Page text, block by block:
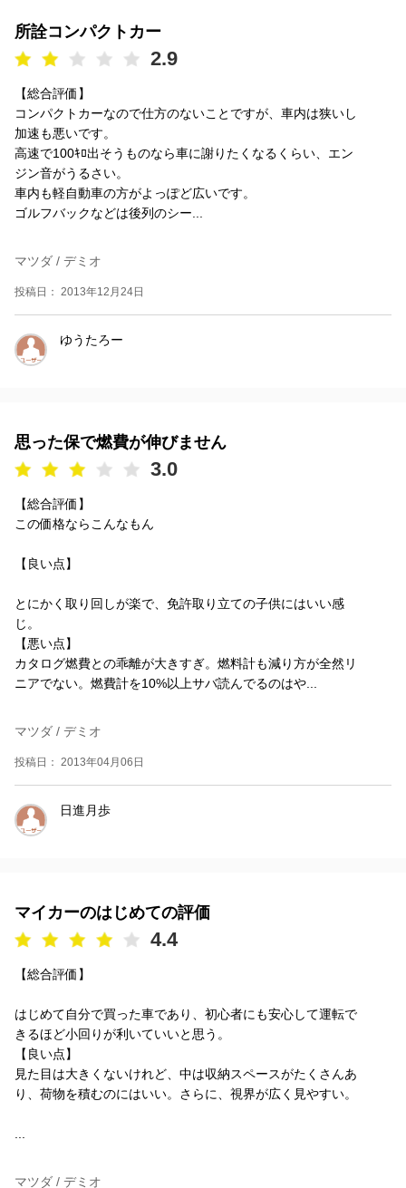
所詮コンパクトカー
2.9
【総合評価】
コンパクトカーなので仕方のないことですが、車内は狭いし
加速も悪いです。
高速で100ｷﾛ出そうものなら車に謝りたくなるくらい、エン
ジン音がうるさい。
車内も軽自動車の方がよっぽど広いです。
ゴルフバックなどは後列のシー...
マツダ / デミオ
投稿日： 2013年12月24日
ゆうたろー
思った保で燃費が伸びません
3.0
【総合評価】
この価格ならこんなもん
【良い点】
とにかく取り回しが楽で、免許取り立ての子供にはいい感
じ。
【悪い点】
カタログ燃費との乖離が大きすぎ。燃料計も減り方が全然リ
ニアでない。燃費計を10%以上サバ読んでるのはや...
マツダ / デミオ
投稿日： 2013年04月06日
日進月歩
マイカーのはじめての評価
4.4
【総合評価】
はじめて自分で買った車であり、初心者にも安心して運転で
きるほど小回りが利いていいと思う。
【良い点】
見た目は大きくないけれど、中は収納スペースがたくさんあ
り、荷物を積むのにはいい。さらに、視界が広く見やすい。
マツダ / デミオ